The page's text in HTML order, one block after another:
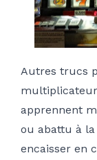
Autres trucs
apprennent
ou abattu à
encaisser en